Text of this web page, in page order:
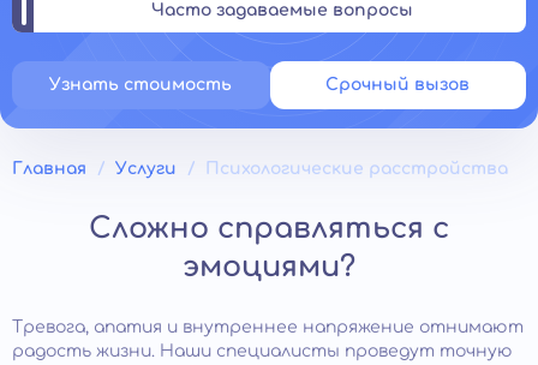
Часто задаваемые вопросы
Узнать стоимость Срочный вызов
Главная Услуги Психологические расстройства
Сложно справляться с
эмоциями?
Тревога, апатия и внутреннее напряжение отнимают
радость жизни. Наши специалисты проведут точную